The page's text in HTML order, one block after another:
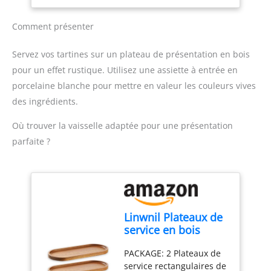
l'arrêt automatique pour
tiroir ramasse-miettes
amovible se vide et se
remet en place
facilement - Le couvercle
dans les fentes entre les
LISIBLE : Avec de grands
NIVEAUX & BOUTON
ARRÊT : Ajustez le dorage
de votre grille-pain selon
croustillant, pour un
: Levier pour retirer
même les petites
tranches. TIROIR
RAMASSE-MIETTES : Pour
un entretien facile et
ANS AU JUSTE PRIX :
Produit réparable dans
Comment présenter
Servez vos tartines sur un plateau de présentation en bois
pour un effet rustique. Utilisez une assiette à entrée en
porcelaine blanche pour mettre en valeur les couleurs vives
des ingrédients.
Où trouver la vaisselle adaptée pour une présentation
parfaite ?
Linwnil Plateaux de
service en bois
ovales en bois pour
charcuterie,
PACKAGE: 2 Plateaux de
service rectangulaires de